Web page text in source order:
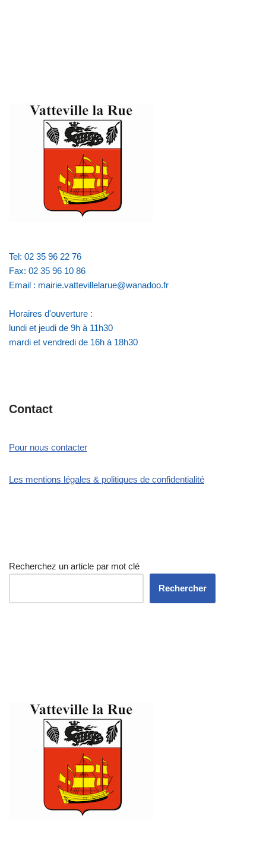
Tel: 02 35 96 22 76
Fax: 02 35 96 10 86
Email : mairie.vattevillelarue@wanadoo.fr
Horaires d'ouverture :
lundi et jeudi de 9h à 11h30
mardi et vendredi de 16h à 18h30
Contact
Pour nous contacter
Les mentions légales & politiques de confidentialité
Recherchez un article par mot clé
Rechercher